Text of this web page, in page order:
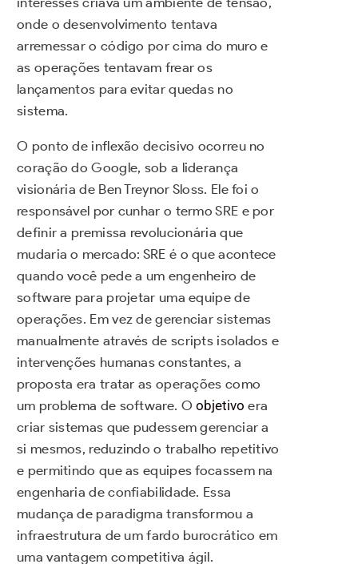
onde o desenvolvimento tentava
arremessar o código por cima do muro e
as operações tentavam frear os
lançamentos para evitar quedas no
sistema.
O ponto de inflexão decisivo ocorreu no
coração do Google, sob a liderança
visionária de Ben Treynor Sloss. Ele foi o
responsável por cunhar o termo SRE e por
definir a premissa revolucionária que
mudaria o mercado: SRE é o que acontece
quando você pede a um engenheiro de
software para projetar uma equipe de
operações. Em vez de gerenciar sistemas
manualmente através de scripts isolados e
intervenções humanas constantes, a
proposta era tratar as operações como
um problema de software. Oobjetivo era
criar sistemas que pudessem gerenciar a
si mesmos, reduzindo o trabalho repetitivo
e permitindo que as equipes focassem na
engenharia de confiabilidade. Essa
mudança de paradigma transformou a
infraestrutura de um fardo burocrático em
uma vantagem competitiva ágil.